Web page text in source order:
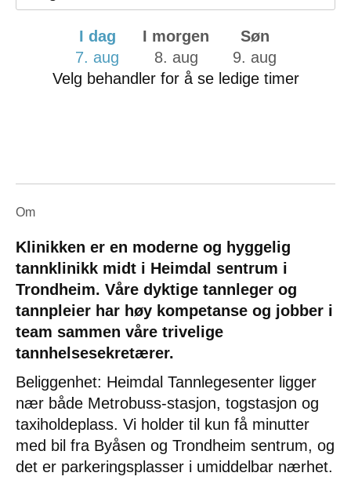
I dag
7. aug
I morgen
8. aug
Søn
9. aug
Velg behandler for å se ledige timer
Om
Klinikken er en moderne og hyggelig
tannklinikk midt i Heimdal sentrum i
Trondheim. Våre dyktige tannleger og
tannpleier har høy kompetanse og jobber i
team sammen våre trivelige
tannhelsesekretærer.
Beliggenhet: Heimdal Tannlegesenter ligger
nær både Metrobuss-stasjon, togstasjon og
taxiholdeplass. Vi holder til kun få minutter
med bil fra Byåsen og Trondheim sentrum, og
det er parkeringsplasser i umiddelbar nærhet.